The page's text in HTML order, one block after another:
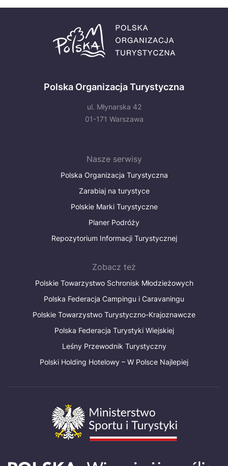
Polska Organizacja Turystyczna
ul. Młynarska 42
01-171 Warszawa
Nasze serwisy
Polska Organizacja Turystyczna
Zarabiaj na turystyce
Polskie Marki Turystyczne
Planer Podróży
Repozytorium Informacji Turystycznej
Zobacz też
Polskie Towarzystwo Schronisk Młodzieżowych
Polska Federacja Campingu i Caravaningu
Polskie Towarzystwo Turystyczno-Krajoznawcze
Polska Federacja Turystyki Wiejskiej
Leśny Przewodnik Turystyczny
Polski Holding Hotelowy – W Polsce Najlepiej